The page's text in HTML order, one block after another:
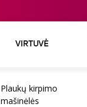
VIRTUVĖ
Plaukų kirpimo
mašinėlės